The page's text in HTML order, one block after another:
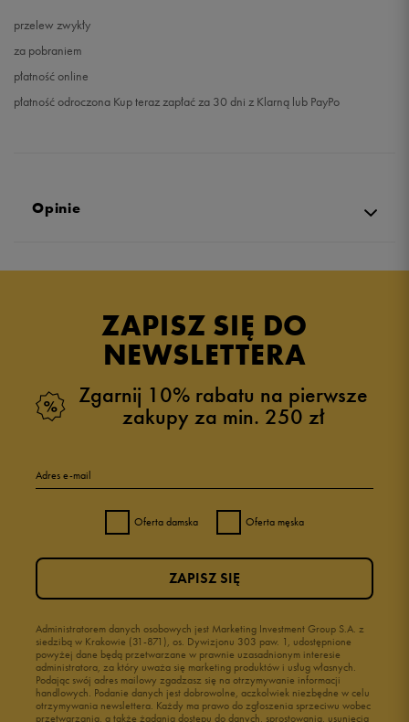
przelew zwykły
za pobraniem
płatność online
płatność odroczona Kup teraz zapłać za 30 dni z Klarną lub PayPo
Opinie
ZAPISZ SIĘ DO
NEWSLETTERA
Zgarnij 10% rabatu na pierwsze
zakupy za min. 250 zł
Adres e-mail
Oferta damska Oferta męska
Administratorem danych osobowych jest Marketing Investment Group S.A. z
siedzibą w Krakowie (31-871), os. Dywizjonu 303 paw. 1, udostępnione
powyżej dane będą przetwarzane w prawnie uzasadnionym interesie
administratora, za który uważa się marketing produktów i usług własnych.
Podając swój adres mailowy zgadzasz się na otrzymywanie informacji
handlowych. Podanie danych jest dobrowolne, aczkolwiek niezbędne w celu
otrzymywania newslettera. Każdy ma prawo do zgłoszenia sprzeciwu wobec
przetwarzania, a także żądania dostępu do danych, sprostowania, usunięcia
ZAPISZ SIĘ